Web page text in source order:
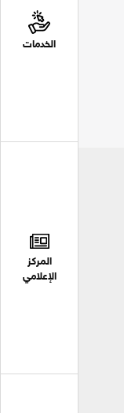
الخدمات
المركز
الإعلامي